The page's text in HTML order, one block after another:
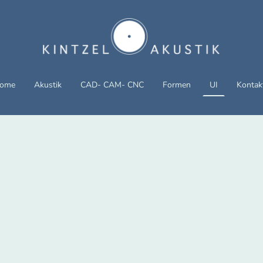
Akustik CAD- CAM- CNC Formen UI